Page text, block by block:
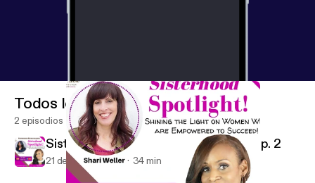
Todos los episodios
2 episodios
Sisterhood Spotligt w /LaNee Javet Ep. 2
21 de ago de 2020 34 min